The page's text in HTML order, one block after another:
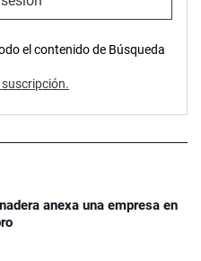
el contenido de Búsqueda
anexa una empresa en